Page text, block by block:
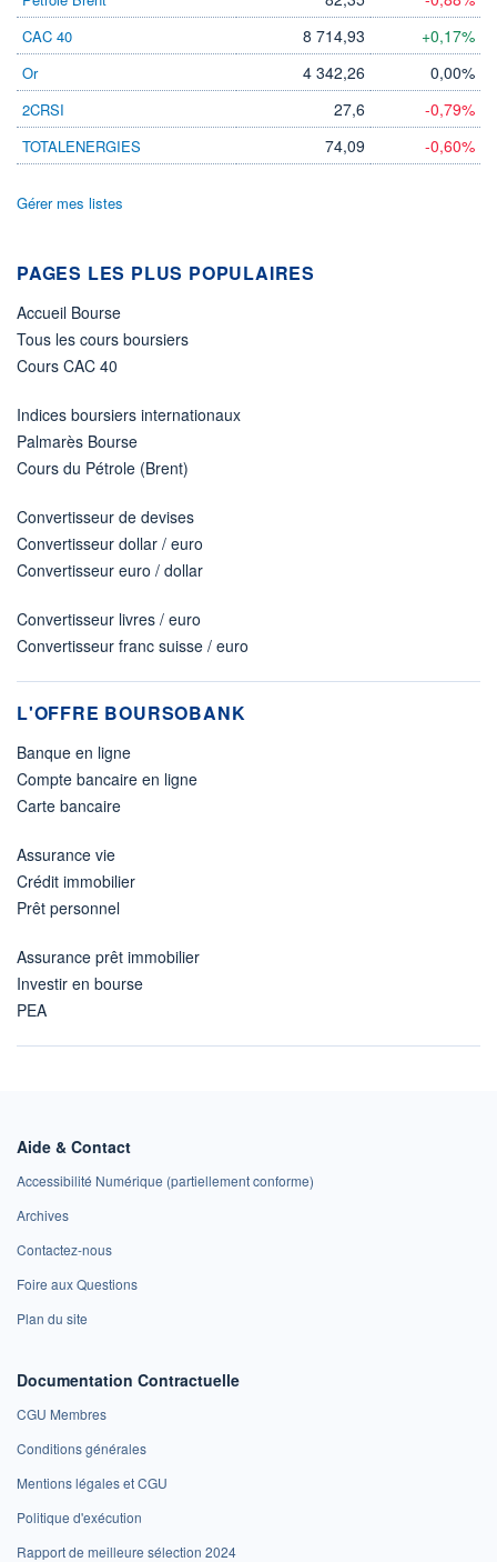
ÉLIGIBILITÉ
Non éligible
+ LISTE
CAC 40 8 714,93 +0,17%
Or 4 342,26 0,00%
2CRSI 27,6 -0,79%
TOTALENERGIES 74,09 -0,60%
Gérer mes listes
PAGES LES PLUS POPULAIRES
Accueil Bourse
Tous les cours boursiers
Cours CAC 40
Indices boursiers internationaux
Palmarès Bourse
Cours du Pétrole (Brent)
Convertisseur de devises
Convertisseur dollar / euro
Convertisseur euro / dollar
Convertisseur livres / euro
Convertisseur franc suisse / euro
L'OFFRE BOURSOBANK
Banque en ligne
Compte bancaire en ligne
Carte bancaire
Assurance vie
Crédit immobilier
Prêt personnel
Assurance prêt immobilier
Investir en bourse
PEA
Aide & Contact
Accessibilité Numérique (partiellement conforme)
Archives
Contactez-nous
Foire aux Questions
Plan du site
Documentation Contractuelle
CGU Membres
Conditions générales
Mentions légales et CGU
Politique d'exécution
Rapport de meilleure sélection 2024